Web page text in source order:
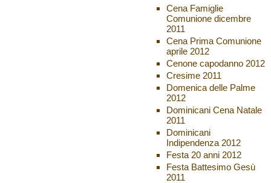
Cena Famiglie
Comunione dicembre
2011
Cena Prima Comunione
aprile 2012
Cenone capodanno 2012
Cresime 2011
Domenica delle Palme
2012
Dominicani Cena Natale
2011
Dominicani
Indipendenza 2012
Festa 20 anni 2012
Festa Battesimo Gesù
2011